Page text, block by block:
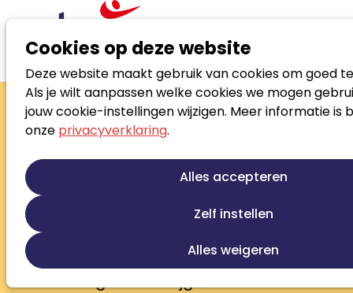
Cookies op deze website
Deze website maakt gebruik van cookies om goed
Als je wilt aanpassen welke cookies we mogen
jouw cookie-instellingen wijzigen. Meer informatie is
onze privacyverklaring.
Alles accepteren
Zelf instellen
Alles weigeren
Nieuws
‘Hoe voorkomen we dat mantelzorgers uitvallen?’
‘Hoe voorkomen we dat
mantelzorgers
uitvallen?’
Medewerkers die privé veel zorgtaken
hebben, kunnen bij technisch
dienstverlener Croonwolter&dros een